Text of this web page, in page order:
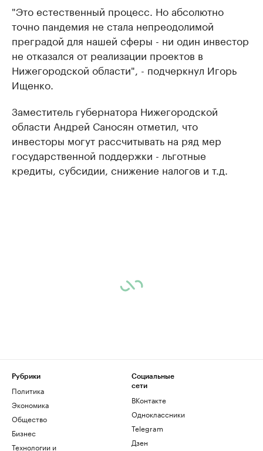
"Это естественный процесс. Но абсолютно
точно пандемия не стала непреодолимой
преградой для нашей сферы - ни один инвестор
не отказался от реализации проектов в
Нижегородской области", - подчеркнул Игорь
Ищенко.
Заместитель губернатора Нижегородской
области Андрей Саносян отметил, что
инвесторы могут рассчитывать на ряд мер
государственной поддержки - льготные
кредиты, субсидии, снижение налогов и т.д.
Рубрики
Политика
Экономика
Общество
Бизнес
Технологии и
Социальные
сети
ВКонтакте
Одноклассники
Telegram
Дзен